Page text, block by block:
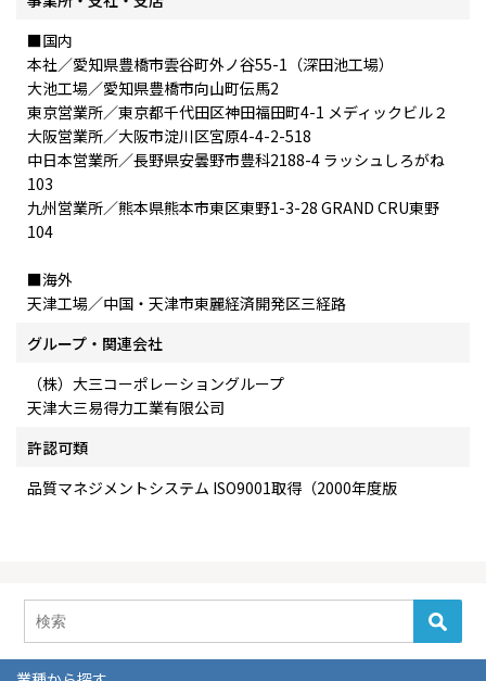
■国内
本社／愛知県豊橋市雲谷町外ノ谷55-1（深田池工場）
大池工場／愛知県豊橋市向山町伝馬2
東京営業所／東京都千代田区神田福田町4-1 メディックビル２
大阪営業所／大阪市淀川区宮原4-4-2-518
中日本営業所／長野県安曇野市豊科2188-4 ラッシュしろがね
103
九州営業所／熊本県熊本市東区東野1-3-28 GRAND CRU東野
104
■海外
天津工場／中国・天津市東麗経済開発区三経路
グループ・関連会社
（株）大三コーポレーショングループ
天津大三易得力工業有限公司
許認可類
品質マネジメントシステム ISO9001取得（2000年度版